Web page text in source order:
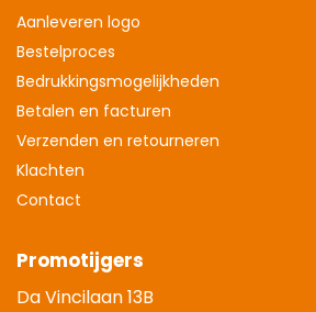
Aanleveren logo
Bestelproces
Bedrukkingsmogelijkheden
Betalen en facturen
Verzenden en retourneren
Klachten
Contact
Promotijgers
Da Vincilaan 13B